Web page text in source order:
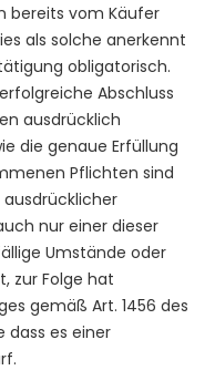
bereits vom Käufer
als solche anerkennt
obligatorisch.
Abschluss
ausdrücklich
die genaue Erfüllung
Pflichten sind
nur einer dieser
Umstände oder
zur Folge hat
gemäß Art. 1456 des
dass es einer